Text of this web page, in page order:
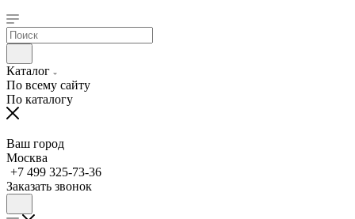
Каталог
По всему сайту
По каталогу
Ваш город
Москва
+7 499 325-73-36
Заказать звонок